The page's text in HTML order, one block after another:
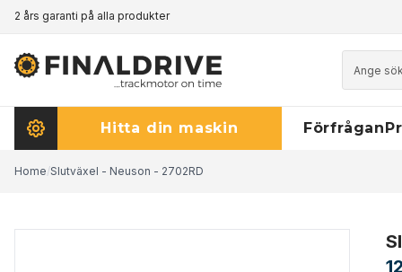
2 års garanti på alla produkterPrismatch - klicka här för att läsa mer
Hitta din maskin Förfrågan
Home/Slutväxel - Neuson - 2702RD